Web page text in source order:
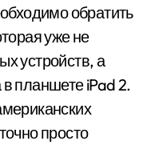
обратить
уже не
устройств, а
планшете iPad 2.
просто